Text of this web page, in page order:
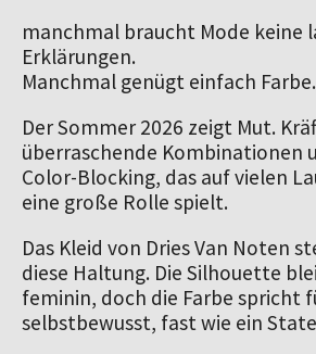
manchmal braucht Mode keine
Erklärungen.
Manchmal genügt einfach Farbe.
Der Sommer 2026 zeigt Mut.
überraschende Kombinationen
Color-Blocking, das auf vielen
eine große Rolle spielt.
Das Kleid von Dries Van Noten
diese Haltung. Die Silhouette
feminin, doch die Farbe spricht
selbstbewusst, fast wie ein